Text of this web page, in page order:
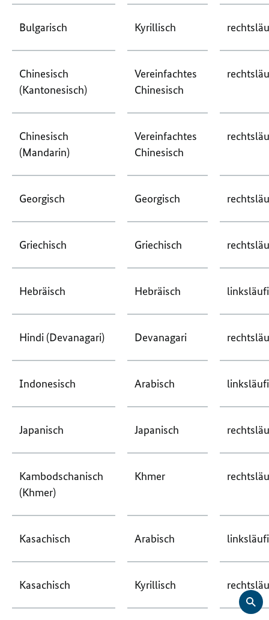
Bulgarisch Kyrillisch
Chinesisch
(Kantonesisch)
Vereinfachtes
Chinesisch
Chinesisch
(Mandarin)
Vereinfachtes
Chinesisch
Georgisch Georgisch
Griechisch Griechisch
Hebräisch Hebräisch
Hindi (Devanagari) Devanagari
Indonesisch Arabisch
Japanisch Japanisch
Kambodschanisch
(Khmer)
Khmer
Kasachisch Arabisch
Kasachisch Kyrillisch